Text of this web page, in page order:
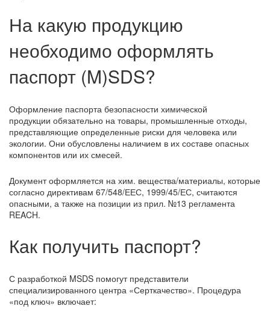
На какую продукцию
необходимо оформлять
паспорт (M)SDS?
Оформление паспорта безопасности химической
продукции обязательно на товары, промышленные отходы,
представляющие определенные риски для человека или
экологии. Они обусловлены наличием в их составе опасных
компонентов или их смесей.
Документ оформляется на хим. вещества/материалы, которые
согласно директивам 67/548/ЕЕС, 1999/45/ЕС, считаются
опасными, а также на позиции из прил. №13 регламента
REACH.
Как получить паспорт?
С разработкой MSDS помогут представители
специализированного центра «Серткачество». Процедура
«под ключ» включает: